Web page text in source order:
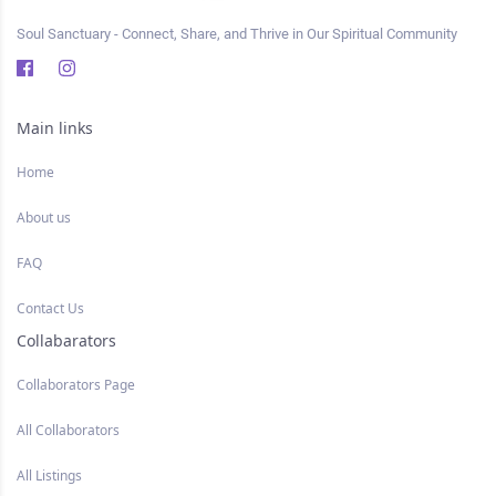
Soul Sanctuary - Connect, Share, and Thrive in Our Spiritual Community
Main links
Home
About us
FAQ
Contact Us
Collabarators
Collaborators Page
All Collaborators
All Listings